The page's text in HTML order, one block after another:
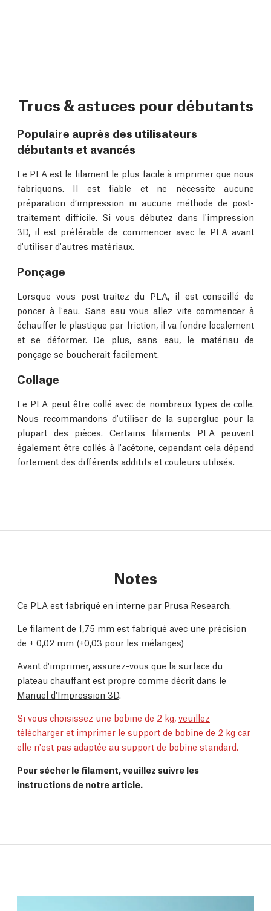
Trucs & astuces pour débutants
Populaire auprès des utilisateurs
débutants et avancés
Le PLA est le filament le plus facile à imprimer que nous
fabriquons. Il est fiable et ne nécessite aucune
préparation d’impression ni aucune méthode de post-
traitement difficile. Si vous débutez dans l'impression
3D, il est préférable de commencer avec le PLA avant
d'utiliser d'autres matériaux.
Ponçage
Lorsque vous post-traitez du PLA, il est conseillé de
poncer à l'eau. Sans eau vous allez vite commencer à
échauffer le plastique par friction, il va fondre localement
et se déformer. De plus, sans eau, le matériau de
ponçage se boucherait facilement.
Collage
Le PLA peut être collé avec de nombreux types de colle.
Nous recommandons d'utiliser de la superglue pour la
plupart des pièces. Certains filaments PLA peuvent
également être collés à l'acétone, cependant cela dépend
fortement des différents additifs et couleurs utilisés.
Notes
Ce PLA est fabriqué en interne par Prusa Research.
Le filament de 1,75 mm est fabriqué avec une précision
de ± 0,02 mm (±0,03 pour les mélanges)
Avant d'imprimer, assurez-vous que la surface du
plateau chauffant est propre comme décrit dans le
Manuel d'Impression 3D
Si vous choisissez une bobine de 2 kg, veuillez
télécharger et imprimer le support de bobine de 2 kg car
elle n'est pas adaptée au support de bobine standard.
Pour sécher le filament, veuillez suivre les
instructions de notre article.